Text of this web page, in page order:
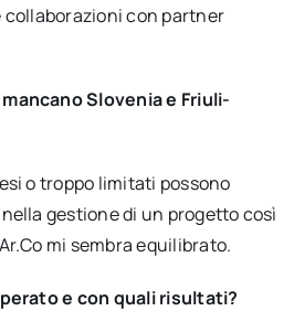
con partner
Slovenia e Friuli-
o troppo limitati possono
gestione di un progetto così
mi sembra equilibrato.
e con quali risultati?